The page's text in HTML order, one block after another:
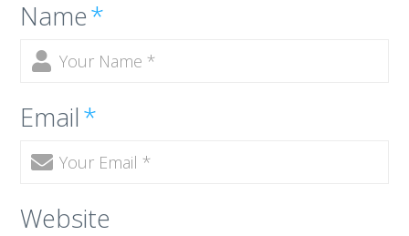
Name*
Email*
Website